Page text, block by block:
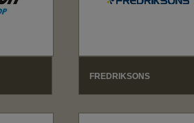
FREDRIKSONS